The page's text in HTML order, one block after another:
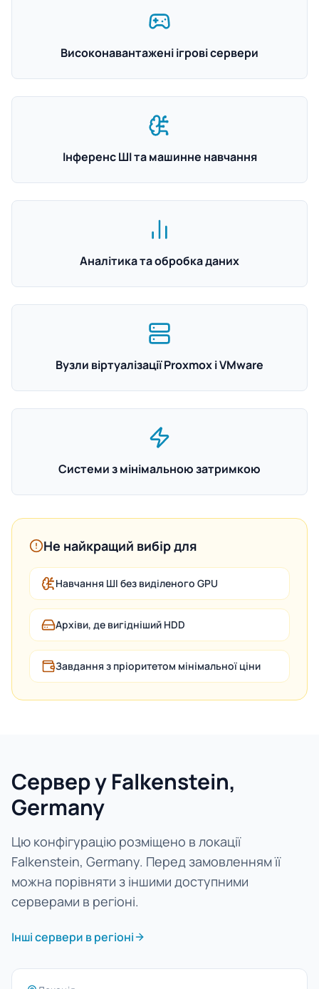
Високонавантажені ігрові сервери
Інференс ШІ та машинне навчання
Аналітика та обробка даних
Вузли віртуалізації Proxmox і VMware
Системи з мінімальною затримкою
Не найкращий вибір для
Навчання ШІ без виділеного GPU
Архіви, де вигідніший HDD
Завдання з пріоритетом мінімальної ціни
Сервер у Falkenstein,
Germany
Цю конфігурацію розміщено в локації
Falkenstein, Germany. Перед замовленням її
можна порівняти з іншими доступними
серверами в регіоні.
Інші сервери в регіоні